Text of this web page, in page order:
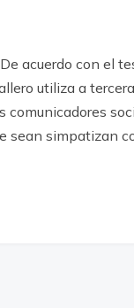
acuerdo con el
utiliza a
sean simpatizan